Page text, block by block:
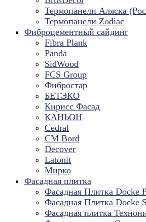
Термопанели Аляска
Термопанели Zodiac
Фиброцементный сайдинг
Fibra Plank
Panda
SidWood
FCS Group
Фибростар
БЕТЭКО
Кирисс Фасад
КАНЬОН
Cedral
CM Bord
Decover
Latonit
Мирко
Фасадная плитка
Фасадная Плитка Docke
Фасадная Плитка Docke
Фасадная плитка